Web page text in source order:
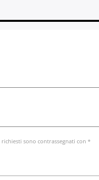
sono contrassegnati con *